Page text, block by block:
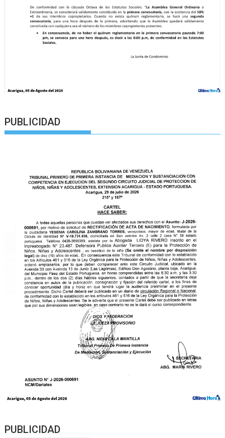
PUBLICIDAD
PUBLICIDAD